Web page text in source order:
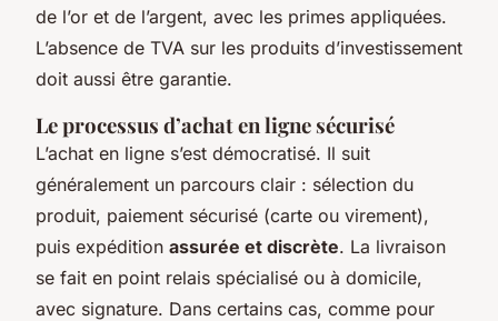
de l’or et de l’argent, avec les primes appliquées.
L’absence de TVA sur les produits d’investissement
doit aussi être garantie.
Le processus d’achat en ligne sécurisé
L’achat en ligne s’est démocratisé. Il suit
généralement un parcours clair : sélection du
produit, paiement sécurisé (carte ou virement),
puis expédition assurée et discrète. La livraison
se fait en point relais spécialisé ou à domicile,
avec signature. Dans certains cas, comme pour